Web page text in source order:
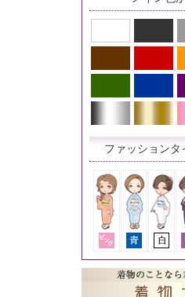
ファッションタ